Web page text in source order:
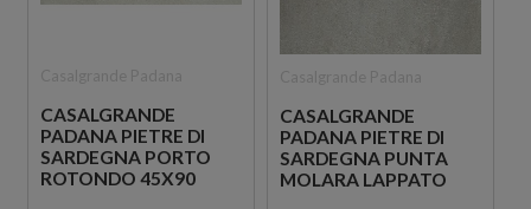
CASALGRANDE
PADANA PIETRE DI
SARDEGNA PORTO
ROTONDO 45X90
CASALGRANDE
PADANA PIETRE DI
SARDEGNA PUNTA
MOLARA LAPPATO